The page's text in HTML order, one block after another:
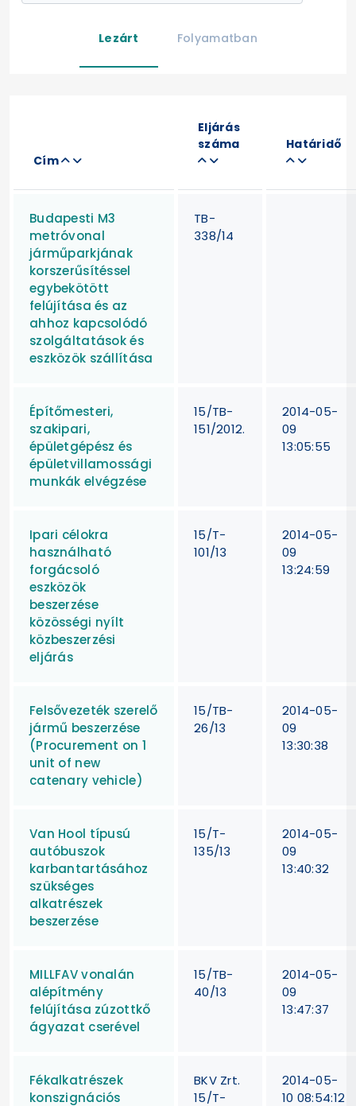
Lezárt Folyamatban
Cím
Eljárás
száma
Határidő
Budapesti M3
metróvonal
járműparkjának
korszerűsítéssel
egybekötött
felújítása és az
ahhoz kapcsolódó
szolgáltatások és
eszközök szállítása
TB-
338/14
Építőmesteri,
szakipari,
épületgépész és
épületvillamossági
munkák elvégzése
15/TB-
151/2012.
2014-05-
09
13:05:55
Ipari célokra
használható
forgácsoló
eszközök
beszerzése
közösségi nyílt
közbeszerzési
eljárás
15/T-
101/13
2014-05-
09
13:24:59
Felsővezeték szerelő
jármű beszerzése
(Procurement on 1
unit of new
catenary vehicle)
15/TB-
26/13
2014-05-
09
13:30:38
Van Hool típusú
autóbuszok
karbantartásához
szükséges
alkatrészek
beszerzése
15/T-
135/13
2014-05-
09
13:40:32
MILLFAV vonalán
alépítmény
felújítása zúzottkő
ágyazat cserével
15/TB-
40/13
2014-05-
09
13:47:37
Fékalkatrészek
konszignációs
BKV Zrt.
15/T-
2014-05-
10 08:54:12